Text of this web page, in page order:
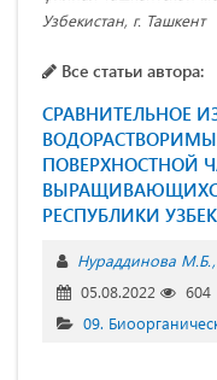
Узбекистан, г. Ташкент
Все статьи автора:
СРАВНИТЕЛЬНОЕ
ПОВЕРХНОСТНОЙ
РЕСПУБЛИКИ
Нураддинова М.Б.
05.08.2022
604
09.